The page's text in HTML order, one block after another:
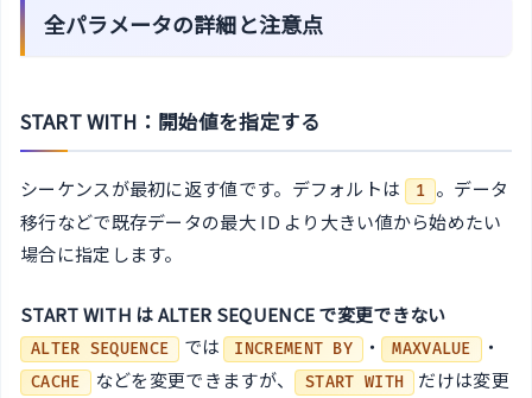
全パラメータの詳細と注意点
START WITH：開始値を指定する
シーケンスが最初に返す値です。デフォルトは 1 。データ
移行などで既存データの最大 ID より大きい値から始めたい
場合に指定します。
START WITH は ALTER SEQUENCE で変更できない
ALTER SEQUENCE では INCREMENT BY ・ MAXVALUE ・
CACHE などを変更できますが、 START WITH
だけは変更